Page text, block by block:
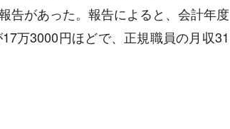
告があった。報告によると、会計年度
万3000円ほどで、正規職員の月収31